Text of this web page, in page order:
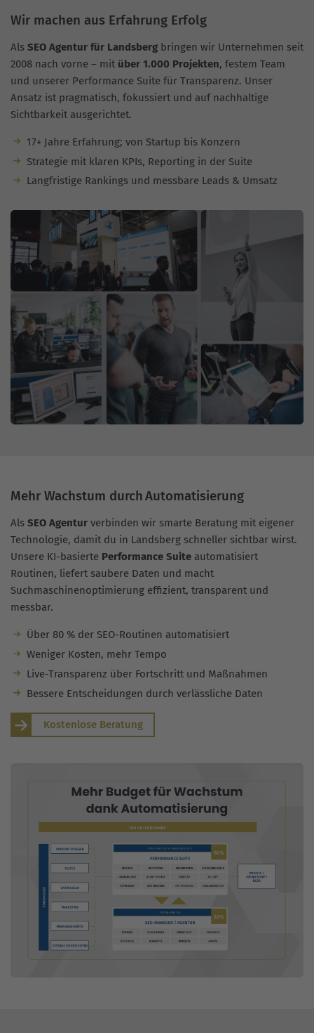
Wir machen aus Erfahrung Erfolg
Als SEO Agentur für Landsberg bringen wir Unternehmen seit
2008 nach vorne – mit über 1.000 Projekten, festem Team
und unserer Performance Suite für Transparenz. Unser
Ansatz ist pragmatisch, fokussiert und auf nachhaltige
Sichtbarkeit ausgerichtet.
17+ Jahre Erfahrung; von Startup bis Konzern
Strategie mit klaren KPIs, Reporting in der Suite
Langfristige Rankings und messbare Leads & Umsatz
Mehr Wachstum durch Automatisierung
Als SEO Agentur verbinden wir smarte Beratung mit eigener
Technologie, damit du in Landsberg schneller sichtbar wirst.
Unsere KI-basierte Performance Suite automatisiert
Routinen, liefert saubere Daten und macht
Suchmaschinenoptimierung effizient, transparent und
messbar.
Über 80 % der SEO-Routinen automatisiert
Weniger Kosten, mehr Tempo
Live-Transparenz über Fortschritt und Maßnahmen
Bessere Entscheidungen durch verlässliche Daten
Kostenlose Beratung